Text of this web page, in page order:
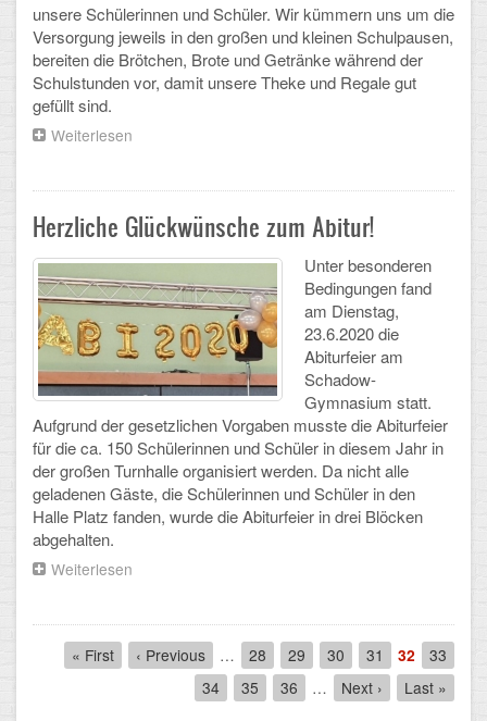
CLOUD
Lernraum Berlin
Nextcloud (Eigene Dateien und Tauschordner)
unsere Schülerinnen und Schüler. Wir kümmern uns um die
Versorgung jeweils in den großen und kleinen Schulpausen,
bereiten die Brötchen, Brote und Getränke während der
Schulstunden vor, damit unsere Theke und Regale gut
gefüllt sind.
Weiterlesen
Cafeteria-
Teams:
Wir
brauchen
Unterstützung
Herzliche Glückwünsche zum Abitur!
Unter besonderen
Bedingungen fand
am Dienstag,
23.6.2020 die
Abiturfeier am
Schadow-
Gymnasium statt.
Aufgrund der gesetzlichen Vorgaben musste die Abiturfeier
für die ca. 150 Schülerinnen und Schüler in diesem Jahr in
der großen Turnhalle organisiert werden. Da nicht alle
geladenen Gäste, die Schülerinnen und Schüler in den
Halle Platz fanden, wurde die Abiturfeier in drei Blöcken
abgehalten.
Weiterlesen
zum
Abitur!
Pagination
First
page
« First
Previous
page
‹ Previous … Seite
28 Seite
29 Seite
30 Seite
31
Aktuelle
Seite
32 Seite
33
Seite
34 Seite
35 Seite
36 …
Next
page
Next ›
Last
page
Last »